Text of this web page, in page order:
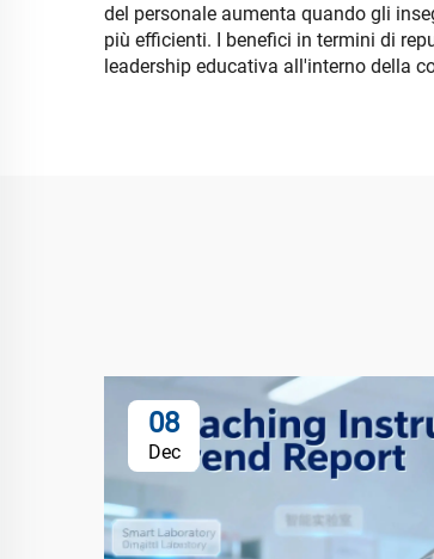
del personale aumenta quando gli
più efficienti. I benefici in termini di
leadership educativa all'interno della
08
Dec